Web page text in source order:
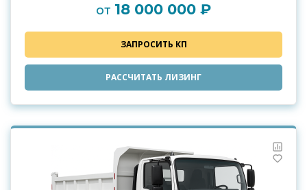
от 18 000 000 ₽
ЗАПРОСИТЬ КП
РАССЧИТАТЬ ЛИЗИНГ